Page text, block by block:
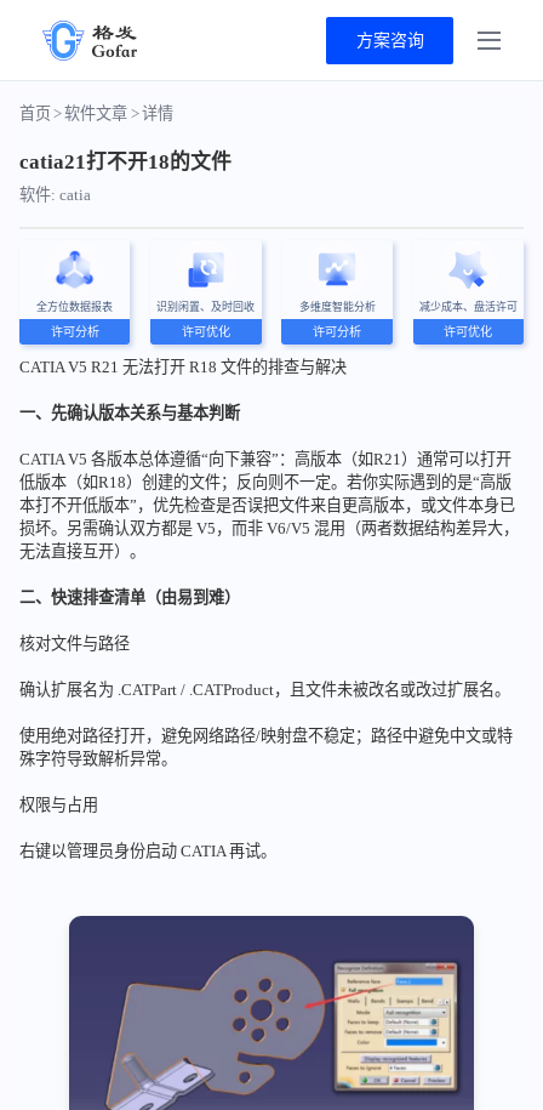
方案咨询
首页>软件文章 >详情
catia21打不开18的文件
软件: catia
全方位数据报表
许可分析
识别闲置、及时回收
许可优化
多维度智能分析
许可分析
减少成本、盘活许可
许可优化
CATIA V5 R21 无法打开 R18 文件的排查与解决
一、先确认版本关系与基本判断
CATIA V5 各版本总体遵循“向下兼容”：高版本（如R21）通常可以打开
低版本（如R18）创建的文件；反向则不一定。若你实际遇到的是“高版
本打不开低版本”，优先检查是否误把文件来自更高版本，或文件本身已
损坏。另需确认双方都是 V5，而非 V6/V5 混用（两者数据结构差异大，
无法直接互开）。
二、快速排查清单（由易到难）
核对文件与路径
确认扩展名为 .CATPart / .CATProduct，且文件未被改名或改过扩展名。
使用绝对路径打开，避免网络路径/映射盘不稳定；路径中避免中文或特
殊字符导致解析异常。
权限与占用
右键以管理员身份启动 CATIA 再试。